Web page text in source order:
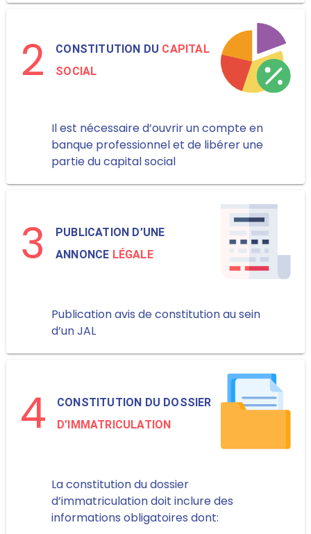
2 CONSTITUTION DU CAPITAL
SOCIAL
Il est nécessaire d’ouvrir un compte en
banque professionnel et de libérer une
partie du capital social
3
PUBLICATION D’UNE
ANNONCE LÉGALE
Publication avis de constitution au sein
d’un JAL
4
CONSTITUTION DU DOSSIER
D’IMMATRICULATION
La constitution du dossier
d’immatriculation doit inclure des
informations obligatoires dont: